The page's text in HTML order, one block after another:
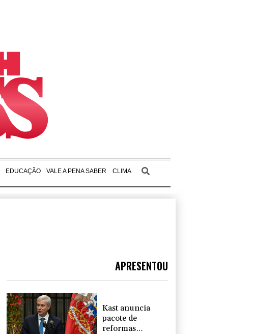
EDUCAÇÃO VALE A PENA SABER CLIMA
APRESENTOU
Kast anuncia
pacote de
reformas